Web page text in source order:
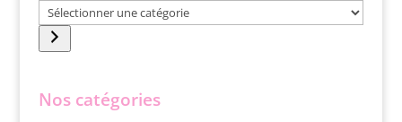
Sélectionner
une
catégorie
Nos catégories